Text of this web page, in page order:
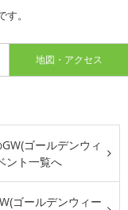
。
地図・アクセス
ゴールデンウィ
ント一覧へ
ゴールデンウィー